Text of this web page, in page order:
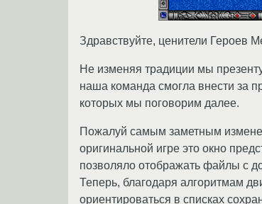
Здравствуйте, ценители Героев
Не изменяя традиции мы
наша команда смогла внести за
которых мы поговорим далее.
Пожалуй самым заметным
оригинальной игре это окно
позволяло отображать файлы с
Теперь, благодаря алгоритмам
ориентироваться в списках